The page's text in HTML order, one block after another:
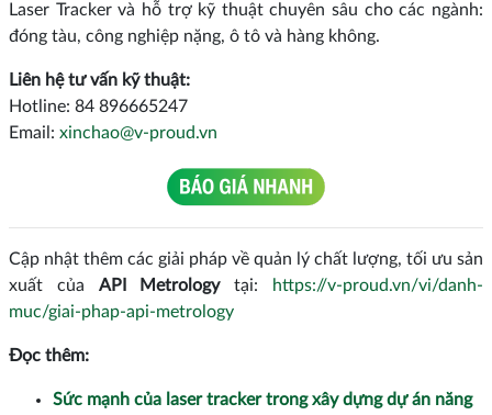
Laser Tracker và hỗ trợ kỹ thuật chuyên sâu cho các ngành:
đóng tàu, công nghiệp nặng, ô tô và hàng không.
Liên hệ tư vấn kỹ thuật:
Hotline: 84 896665247
Email: xinchao@v-proud.vn
Cập nhật thêm các giải pháp về quản lý chất lượng, tối ưu sản
xuất của API Metrologytại:
https://v-proud.vn/vi/danh-
muc/giai-phap-api-metrology
Đọc thêm:
Sức mạnh của laser tracker trong xây dựng dự án năng